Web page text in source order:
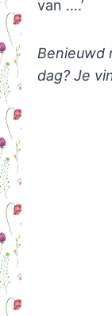
van ….’
Benieuwd
dag? Je